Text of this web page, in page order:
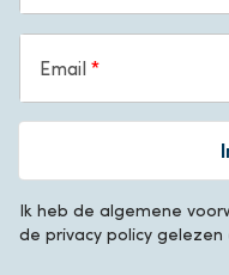
Email
Ik heb de algemene
de privacy policy